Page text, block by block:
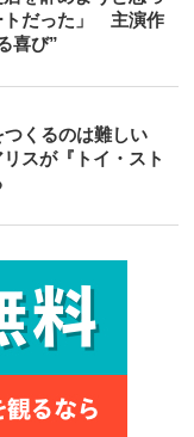
トだった」 主演作
喜び”
つくるのは難しい
スが『トイ・スト